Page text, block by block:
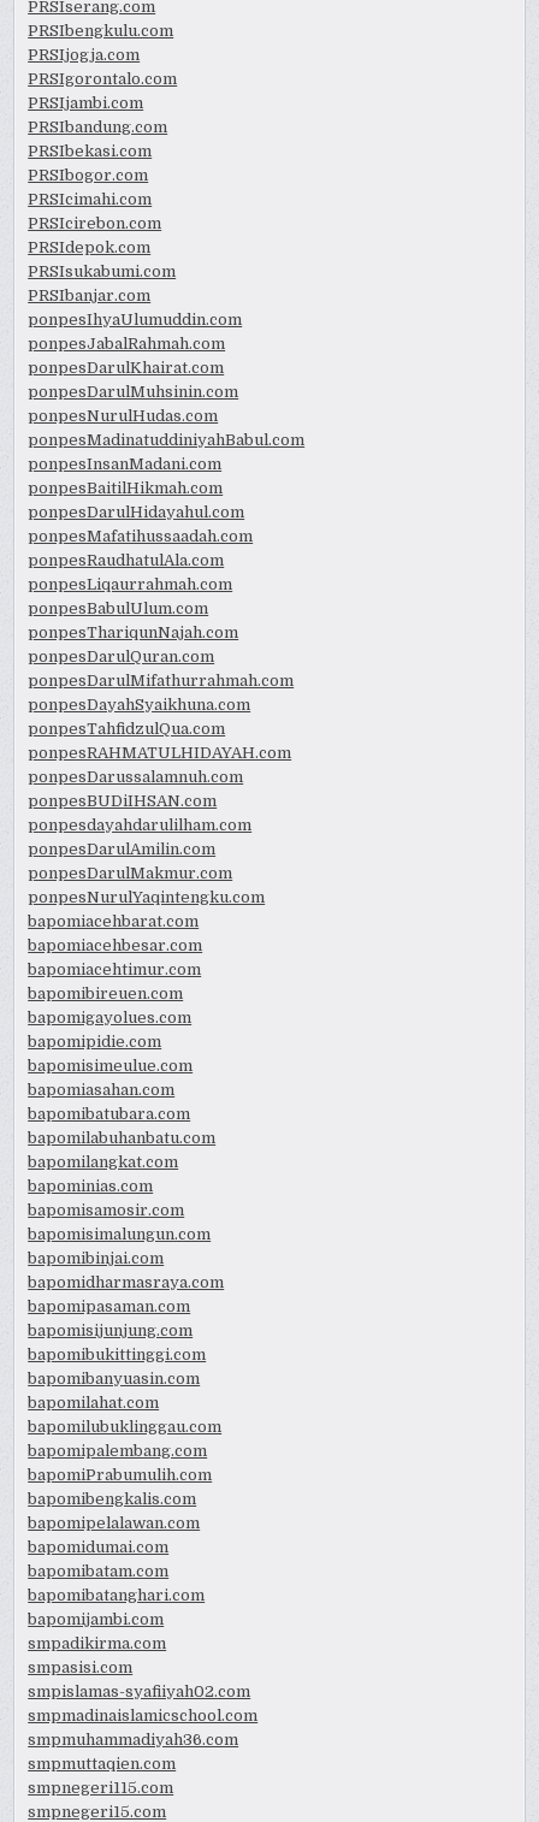
PRSIserang.com
PRSIbengkulu.com
PRSIjogja.com
PRSIgorontalo.com
PRSIjambi.com
PRSIbandung.com
PRSIbekasi.com
PRSIbogor.com
PRSIcimahi.com
PRSIcirebon.com
PRSIdepok.com
PRSIsukabumi.com
PRSIbanjar.com
ponpesIhyaUlumuddin.com
ponpesJabalRahmah.com
ponpesDarulKhairat.com
ponpesDarulMuhsinin.com
ponpesNurulHudas.com
ponpesMadinatuddiniyahBabul.com
ponpesInsanMadani.com
ponpesBaitilHikmah.com
ponpesDarulHidayahul.com
ponpesMafatihussaadah.com
ponpesRaudhatulAla.com
ponpesLiqaurrahmah.com
ponpesBabulUlum.com
ponpesThariqunNajah.com
ponpesDarulQuran.com
ponpesDarulMifathurrahmah.com
ponpesDayahSyaikhuna.com
ponpesTahfidzulQua.com
ponpesRAHMATULHIDAYAH.com
ponpesDarussalamnuh.com
ponpesBUDiIHSAN.com
ponpesdayahdarulilham.com
ponpesDarulAmilin.com
ponpesDarulMakmur.com
ponpesNurulYaqintengku.com
bapomiacehbarat.com
bapomiacehbesar.com
bapomiacehtimur.com
bapomibireuen.com
bapomigayolues.com
bapomipidie.com
bapomisimeulue.com
bapomiasahan.com
bapomibatubara.com
bapomilabuhanbatu.com
bapomilangkat.com
bapominias.com
bapomisamosir.com
bapomisimalungun.com
bapomibinjai.com
bapomidharmasraya.com
bapomipasaman.com
bapomisijunjung.com
bapomibukittinggi.com
bapomibanyuasin.com
bapomilahat.com
bapomilubuklinggau.com
bapomipalembang.com
bapomiPrabumulih.com
bapomibengkalis.com
bapomipelalawan.com
bapomidumai.com
bapomibatam.com
bapomibatanghari.com
bapomijambi.com
smpadikirma.com
smpasisi.com
smpislamas-syafiiyah02.com
smpmadinaislamicschool.com
smpmuhammadiyah36.com
smpmuttaqien.com
smpnegeri115.com
smpnegeri15.com